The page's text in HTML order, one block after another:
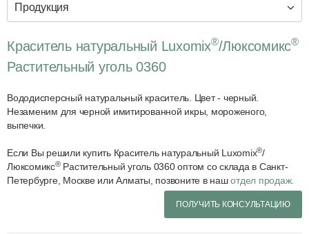
Продукция
Краситель натуральный Luxomix®/Люксомикс®
Растительный уголь 0360
Вододисперсный натуральный краситель. Цвет - черный.
Незаменим для черной имитированной икры, мороженого,
выпечки.
Если Вы решили купить Краситель натуральный Luxomix®/
Люксомикс®Растительный уголь 0360 оптом со склада в Санкт-
Петербурге, Москве или Алматы, позвоните в нашотдел продаж.
ПОЛУЧИТЬ КОНСУЛЬТАЦИЮ